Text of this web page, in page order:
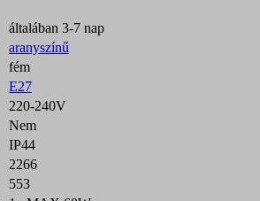
általában 3-7 nap
aranyszínű
fém
E27
220-240V
Nem
IP44
2266
553